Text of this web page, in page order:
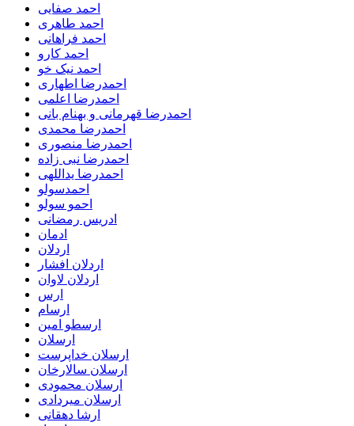
احمد صفایی
احمد طاهری
احمد فراهانی
احمد کارو
احمد نیک خو
احمدرضا اطهاری
احمدرضا اعلمی
احمدرضا قهرمانی و بهنام بانی
احمدرضا محمدی
احمدرضا منصوری
احمدرضا نبی زاده
احمدرضا یداللهی
احمدسولو
احمو سولو
ادریس رمضانی
ادمان
اردلان
اردلان افشار
اردلان لاوان
ارس
ارسام
ارسطو امین
ارسلان
ارسلان خداپرست
ارسلان سالارخان
ارسلان محمودی
ارسلان میردادی
ارشا دهقانی